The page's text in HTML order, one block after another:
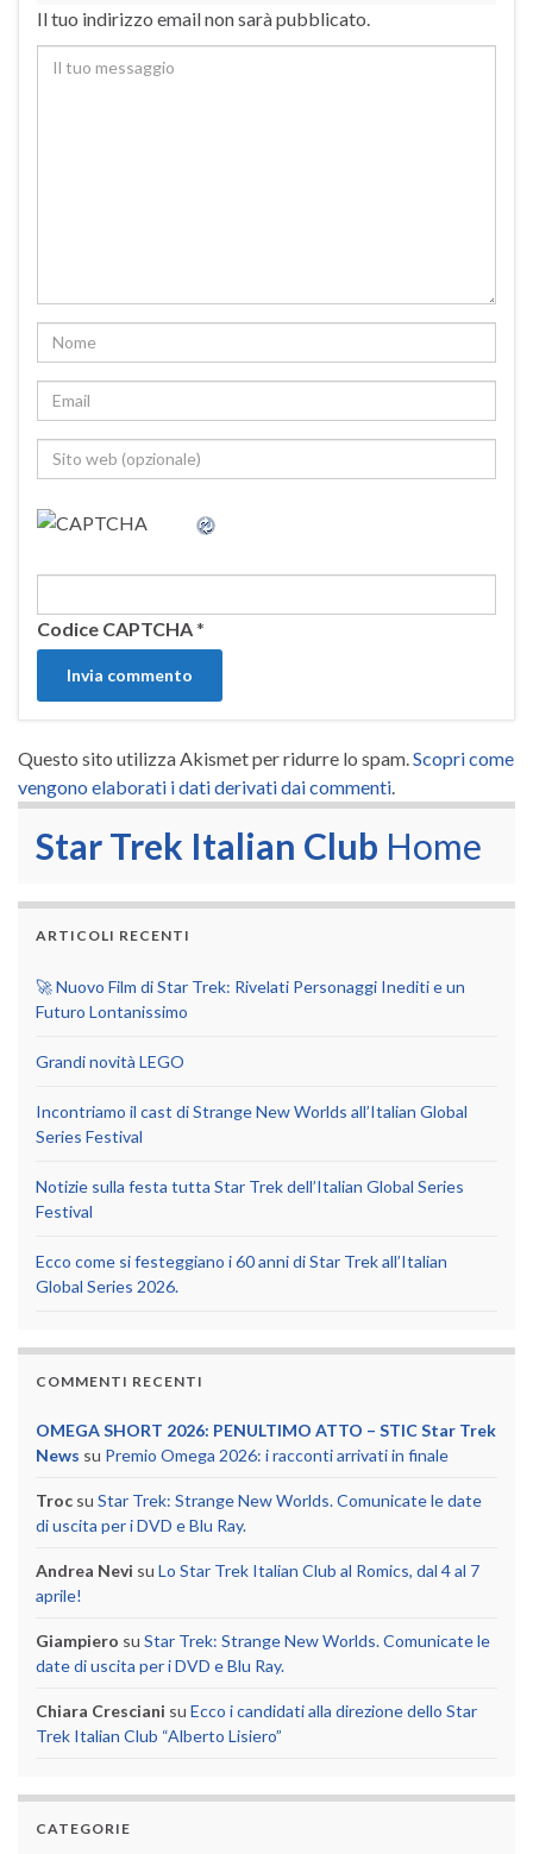
Il tuo indirizzo email non sarà pubblicato.
Codice CAPTCHA*
Questo sito utilizza Akismet per ridurre lo spam. Scopri come
vengono elaborati i dati derivati dai commenti
Star Trek Italian Club Home
ARTICOLI RECENTI
🚀 Nuovo Film di Star Trek: Rivelati Personaggi Inediti e un
Futuro Lontanissimo
Grandi novità LEGO
Incontriamo il cast di Strange New Worlds all’Italian Global
Series Festival
Notizie sulla festa tutta Star Trek dell’Italian Global Series
Festival
Ecco come si festeggiano i 60 anni di Star Trek all’Italian
Global Series 2026.
COMMENTI RECENTI
OMEGA SHORT 2026: PENULTIMO ATTO – STIC Star Trek
News su Premio Omega 2026: i racconti arrivati in finale
Troc su Star Trek: Strange New Worlds. Comunicate le date
di uscita per i DVD e Blu Ray.
Andrea Nevi su Lo Star Trek Italian Club al Romics, dal 4 al 7
aprile!
Giampiero su Star Trek: Strange New Worlds. Comunicate le
date di uscita per i DVD e Blu Ray.
Chiara Cresciani su Ecco i candidati alla direzione dello Star
Trek Italian Club “Alberto Lisiero”
CATEGORIE